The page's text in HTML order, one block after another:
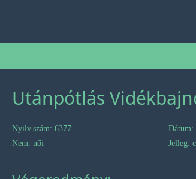
Utánpótlás
Nyilv.szám: 6377 Dátum:
Nem: női
Jelleg: